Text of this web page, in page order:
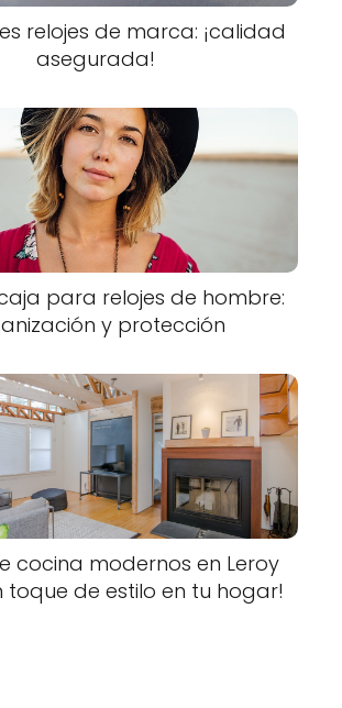
relojes de marca: ¡calidad
asegurada!
para relojes de hombre:
y protección
cocina modernos en Leroy
toque de estilo en tu hogar!